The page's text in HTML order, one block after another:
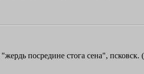
"жердь посредине стога сена", псковск.